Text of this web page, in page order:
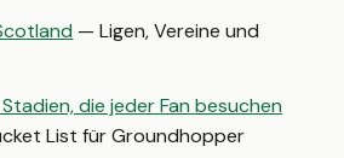
— Ligen, Vereine und
die jeder Fan besuchen
List für Groundhopper